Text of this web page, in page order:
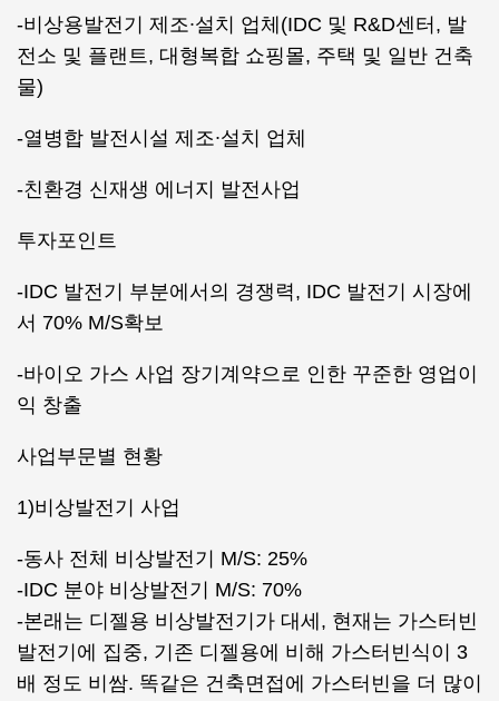
-비상용발전기 제조∙설치 업체(IDC 및 R&D센터, 발
전소 및 플랜트, 대형복합 쇼핑몰, 주택 및 일반 건축
물)
-열병합 발전시설 제조∙설치 업체
-친환경 신재생 에너지 발전사업
투자포인트
-IDC 발전기 부분에서의 경쟁력, IDC 발전기 시장에
서 70% M/S확보
-바이오 가스 사업 장기계약으로 인한 꾸준한 영업이
익 창출
사업부문별 현황
1)비상발전기 사업
-동사 전체 비상발전기 M/S: 25%
-IDC 분야 비상발전기 M/S: 70%
-본래는 디젤용 비상발전기가 대세, 현재는 가스터빈
발전기에 집중, 기존 디젤용에 비해 가스터빈식이 3
배 정도 비쌈. 똑같은 건축면접에 가스터빈을 더 많이